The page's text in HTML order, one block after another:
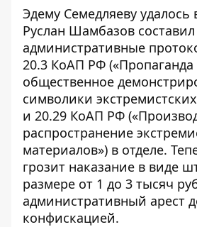
Эдему Семедляеву удалось
Руслан Шамбазов
административные
20.3 КоАП РФ («Пропаганда
общественное
символики
и 20.29 КоАП РФ
распространение
материалов») в отделе.
грозит наказание в виде
размере от 1 до 3 тысяч
административный арест
конфискацией.